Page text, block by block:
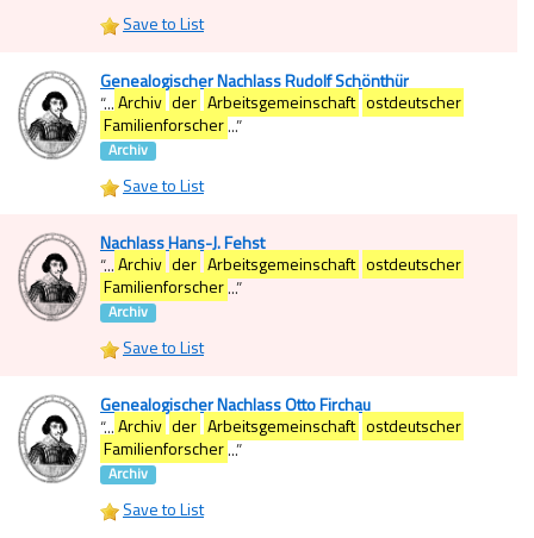
Save to List
Genealogischer Nachlass Rudolf Schönthür
“...Archiv der Arbeitsgemeinschaft ostdeutscher
Familienforscher...”
Archiv
Save to List
Nachlass Hans-J. Fehst
“...Archiv der Arbeitsgemeinschaft ostdeutscher
Familienforscher...”
Archiv
Save to List
Genealogischer Nachlass Otto Firchau
“...Archiv der Arbeitsgemeinschaft ostdeutscher
Familienforscher...”
Archiv
Save to List